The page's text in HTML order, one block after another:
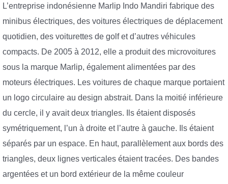
L’entreprise indonésienne Marlip Indo Mandiri fabrique des
minibus électriques, des voitures électriques de déplacement
quotidien, des voiturettes de golf et d’autres véhicules
compacts. De 2005 à 2012, elle a produit des microvoitures
sous la marque Marlip, également alimentées par des
moteurs électriques. Les voitures de chaque marque portaient
un logo circulaire au design abstrait. Dans la moitié inférieure
du cercle, il y avait deux triangles. Ils étaient disposés
symétriquement, l’un à droite et l’autre à gauche. Ils étaient
séparés par un espace. En haut, parallèlement aux bords des
triangles, deux lignes verticales étaient tracées. Des bandes
argentées et un bord extérieur de la même couleur